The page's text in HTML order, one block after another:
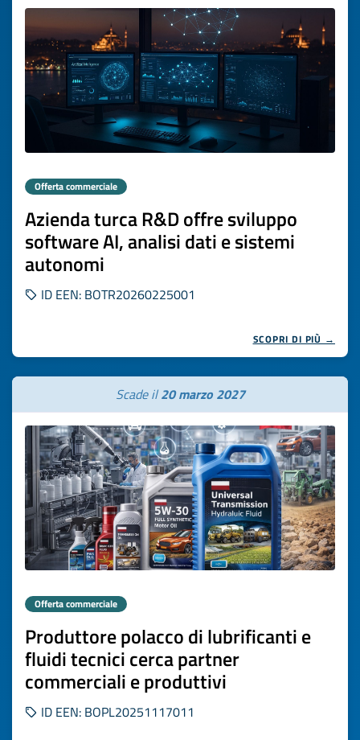
Offerta commerciale
Azienda turca R&D offre sviluppo
software AI, analisi dati e sistemi
autonomi
ID EEN: BOTR20260225001
SCOPRI DI PIÙ →
Scade il20 marzo 2027
Offerta commerciale
Produttore polacco di lubrificanti e
fluidi tecnici cerca partner
commerciali e produttivi
ID EEN: BOPL20251117011